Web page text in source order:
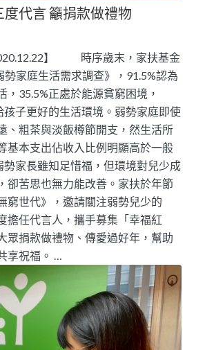
代言 籲捐款做禮物
】 時序歲末，家扶基金
勢家庭生活需求調查》，91.5%認為
，35.5%正處於能源貧窮困境，
孩子更好的生活環境。弱勢家庭即使
、粗茶與淡飯樽節開支，然生活所
基本支出佔收入比例明顯高於一般
勢家長雖知足惜福，但環境對兒少成
卻苦思也無力能改善。家扶於年節
窮世代》，邀請關注弱勢兒少的
擔任代言人，攜手募集「幸福紅
眾捐款做禮物、傳愛過好年，幫助
享祝福。 …